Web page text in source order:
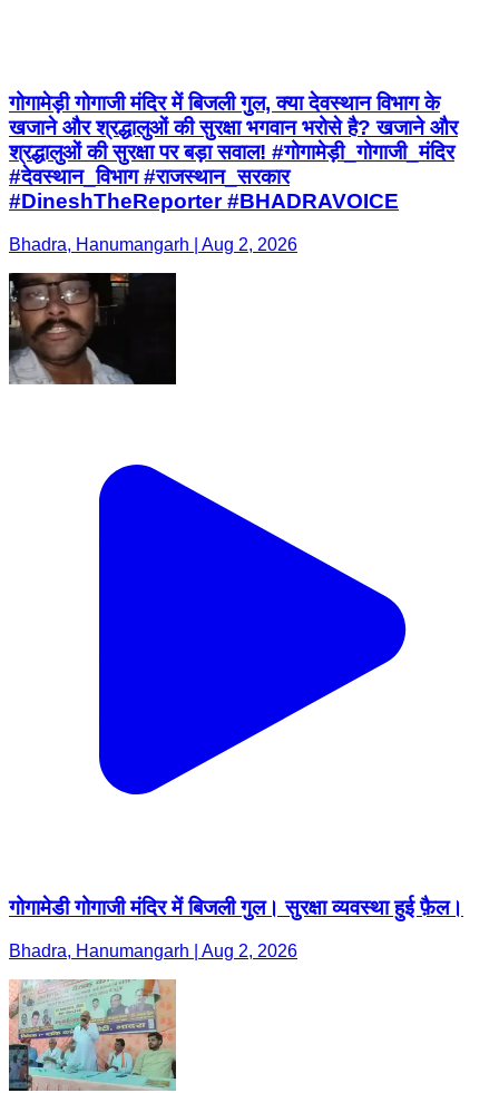
गोगामेड़ी गोगाजी मंदिर में बिजली गुल, क्या देवस्थान विभाग के
खजाने और श्रद्धालुओं की सुरक्षा भगवान भरोसे है? खजाने और
श्रद्धालुओं की सुरक्षा पर बड़ा सवाल! #गोगामेड़ी_गोगाजी_मंदिर
#देवस्थान_विभाग #राजस्थान_सरकार
#DineshTheReporter #BHADRAVOICE
Bhadra, Hanumangarh | Aug 2, 2026
गोगामेडी गोगाजी मंदिर में बिजली गुल। सुरक्षा व्यवस्था हुई फ़ैल।
Bhadra, Hanumangarh | Aug 2, 2026